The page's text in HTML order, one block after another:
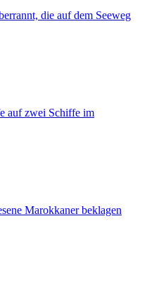
die auf dem Seeweg
auf zwei Schiffe im
Marokkaner beklagen